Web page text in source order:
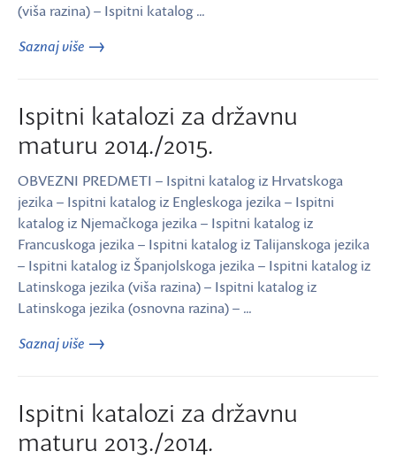
(viša razina) – Ispitni katalog …
Saznaj više
Ispitni katalozi za državnu
maturu 2014./2015.
OBVEZNI PREDMETI – Ispitni katalog iz Hrvatskoga
jezika – Ispitni katalog iz Engleskoga jezika – Ispitni
katalog iz Njemačkoga jezika – Ispitni katalog iz
Francuskoga jezika – Ispitni katalog iz Talijanskoga jezika
– Ispitni katalog iz Španjolskoga jezika – Ispitni katalog iz
Latinskoga jezika (viša razina) – Ispitni katalog iz
Latinskoga jezika (osnovna razina) – …
Saznaj više
Ispitni katalozi za državnu
maturu 2013./2014.